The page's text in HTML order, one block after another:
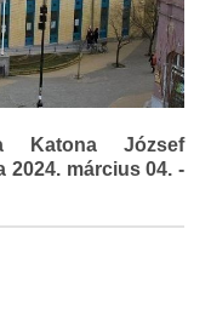
Katona József
2024. március 04. -